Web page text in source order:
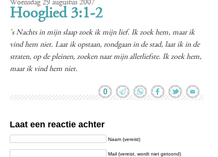
Woensdag 29 augustus 2007
Hooglied 3:1-2
’s Nachts in mijn slaap zoek ik mijn lief. Ik zoek hem, maar ik
vind hem niet. Laat ik opstaan, rondgaan in de stad, laat ik in de
straten, op de pleinen, zoeken naar mijn allerliefste. Ik zoek hem,
maar ik vind hem niet.
0
Laat een reactie achter
Naam (vereist)
Mail (vereist, wordt niet getoond)